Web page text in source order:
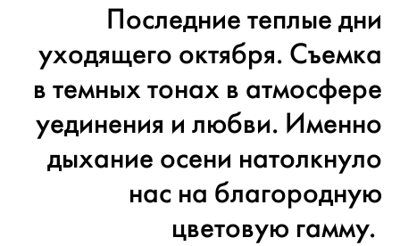
Последние теплые дни
уходящего октября. Съемка
в темных тонах в атмосфере
уединения и любви. Именно
дыхание осени натолкнуло
нас на благородную
цветовую гамму.